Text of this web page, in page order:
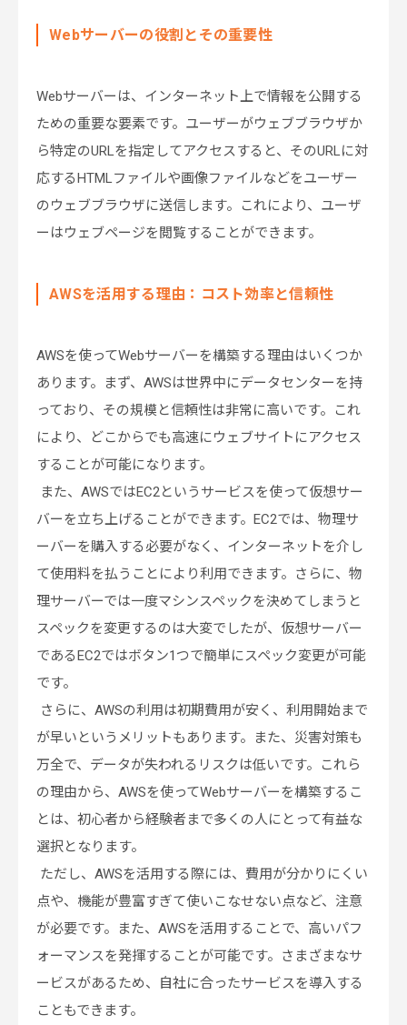
Webサーバーの役割とその重要性
Webサーバーは、インターネット上で情報を公開する
ための重要な要素です。ユーザーがウェブブラウザか
ら特定のURLを指定してアクセスすると、そのURLに対
応するHTMLファイルや画像ファイルなどをユーザー
のウェブブラウザに送信します。これにより、ユーザ
ーはウェブページを閲覧することができます。
AWSを活用する理由：コスト効率と信頼性
AWSを使ってWebサーバーを構築する理由はいくつか
あります。まず、AWSは世界中にデータセンターを持
っており、その規模と信頼性は非常に高いです。これ
により、どこからでも高速にウェブサイトにアクセス
することが可能になります。
また、AWSではEC2というサービスを使って仮想サー
バーを立ち上げることができます。EC2では、物理サ
ーバーを購入する必要がなく、インターネットを介し
て使用料を払うことにより利用できます。さらに、物
理サーバーでは一度マシンスペックを決めてしまうと
スペックを変更するのは大変でしたが、仮想サーバー
であるEC2ではボタン1つで簡単にスペック変更が可能
です。
さらに、AWSの利用は初期費用が安く、利用開始まで
が早いというメリットもあります。また、災害対策も
万全で、データが失われるリスクは低いです。これら
の理由から、AWSを使ってWebサーバーを構築するこ
とは、初心者から経験者まで多くの人にとって有益な
選択となります。
ただし、AWSを活用する際には、費用が分かりにくい
点や、機能が豊富すぎて使いこなせない点など、注意
が必要です。また、AWSを活用することで、高いパフ
ォーマンスを発揮することが可能です。さまざまなサ
ービスがあるため、自社に合ったサービスを導入する
こともできます。